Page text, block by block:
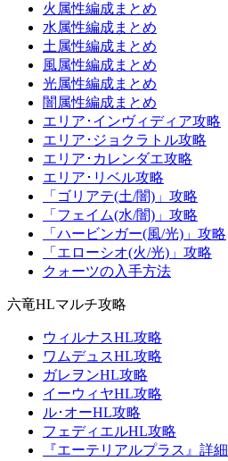
火属性編成まとめ
水属性編成まとめ
土属性編成まとめ
風属性編成まとめ
光属性編成まとめ
闇属性編成まとめ
エリア･インヴィディア攻略
エリア･ジョクラトル攻略
エリア･カレンダエ攻略
エリア･リベル攻略
「ゴリアテ(土/闇)」攻略
「フェイム(水/闇)」攻略
「ハービンガー(風/光)」攻略
「エローシオ(火/光)」攻略
クォーツの入手方法
六竜HLマルチ攻略
ウィルナスHL攻略
ワムデュスHL攻略
ガレヲンHL攻略
イーウィヤHL攻略
ル･オーHL攻略
フェディエルHL攻略
『エーテリアルプラス』詳細